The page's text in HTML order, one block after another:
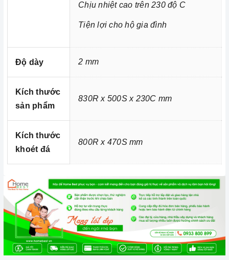
Chịu nhiệt cao trên 230 độ C
Tiện lợi cho hộ gia đình
Độ dày 2 mm
Kích thước
sản phẩm
830R x 500S x 230C mm
Kích thước
khoét đá
800R x 470S mm